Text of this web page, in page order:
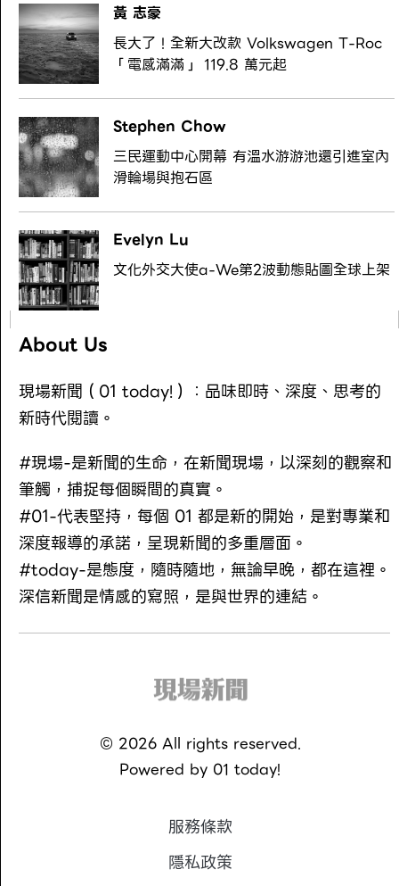
黃 志豪
長大了！全新大改款 Volkswagen T-Roc
「電感滿滿」 119.8 萬元起
Stephen Chow
三民運動中心開幕 有溫水游游池還引進室內
滑輪場與抱石區
Evelyn Lu
文化外交大使a-We第2波動態貼圖全球上架
About Us
現場新聞（01 today!）：品味即時、深度、思考的
新時代閱讀。
#現場-是新聞的生命，在新聞現場，以深刻的觀察和
筆觸，捕捉每個瞬間的真實。
#01-代表堅持，每個 01 都是新的開始，是對專業和
深度報導的承諾，呈現新聞的多重層面。
#today-是態度，隨時隨地，無論早晚，都在這裡。
深信新聞是情感的寫照，是與世界的連結。
© 2026All rights reserved.
Powered by 01 today!
服務條款
隱私政策